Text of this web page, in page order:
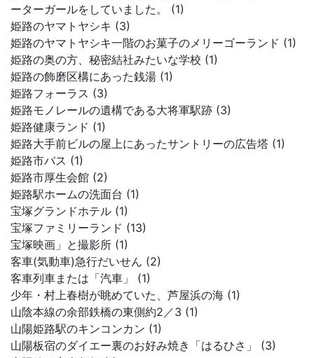
ーターガールをしていました。 (1)
姫路のヤマトヤシキ (3)
姫路のヤマトヤシキ一階のお菓子のメリーゴーランド (1)
姫路の奥の方、秘密結社みたいな学校 (1)
姫路の飾磨区構にあった銭湯 (1)
姫路フォーラス (3)
姫路モノレールの遺構である大将軍駅跡 (3)
姫路健康ランド (1)
姫路大手前ビルの屋上にあったサントリーの広告塔 (1)
姫路市バス (1)
姫路市厚生会館 (2)
姫路駅ホームの洗面台 (1)
宝塚グランドホテル (1)
宝塚ファミリーランド (13)
宝塚映画」と撮影所 (1)
客車(気動車)急行だいせん (2)
客車列車または「汽車」 (1)
少年・村上春樹が眺めていた、芦屋浜の海 (1)
山陰本線の余部鉄橋の東側約2／3 (1)
山陽姫路駅のキンコンカン (1)
山陽板宿のダイエー裏のお好み焼き「はるひさ」 (3)